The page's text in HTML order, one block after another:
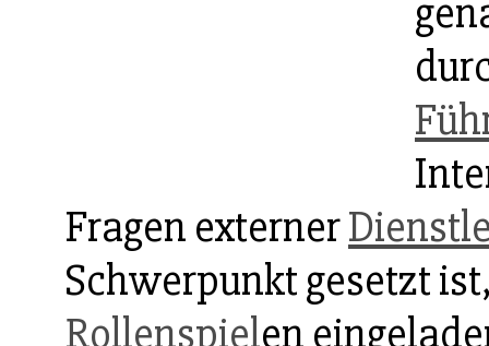
Fragen externer
Schwerpunkt gesetzt
Rollenspielen